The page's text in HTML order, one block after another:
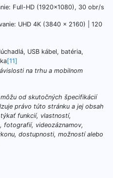
Full-HD (1920×1080), 30 obr/s
UHD 4K (3840 x 2160) | 120
USB kábel, batéria,
[11]
na trhu a mobilnom
od skutočných špecifikácií
právo túto stránku a jej obsah
funkcií, vlastností,
fotografií, videozáznamov,
dostupnosti, možností alebo